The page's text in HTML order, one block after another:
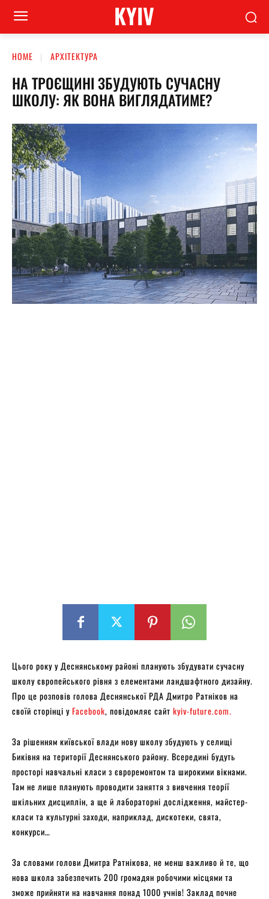
KYIV
HOME АРХІТЕКТУРА
НА ТРОЄЩИНІ ЗБУДУЮТЬ СУЧАСНУ
ШКОЛУ: ЯК ВОНА ВИГЛЯДАТИМЕ?
Цього року у Деснянському районі планують збудувати сучасну
школу європейського рівня з елементами ландшафтного дизайну.
Про це розповів голова Деснянської РДА Дмитро Ратніков на
своїй сторінці уFacebook, повідомляє сайт kyiv-future.com.
За рішенням київської влади нову школу збудують у селищі
Биківня на території Деснянського району. Всередині будуть
просторі навчальні класи з євроремонтом та широкими вікнами.
Там не лише планують проводити заняття з вивчення теорії
шкільних дисциплін, а ще й лабораторні дослідження, майстер-
класи та культурні заходи, наприклад, дискотеки, свята,
конкурси…
За словами голови Дмитра Ратнікова, не менш важливо й те, що
нова школа забезпечить 200 громадян робочими місцями та
зможе прийняти на навчання понад 1000 учнів! Заклад почне